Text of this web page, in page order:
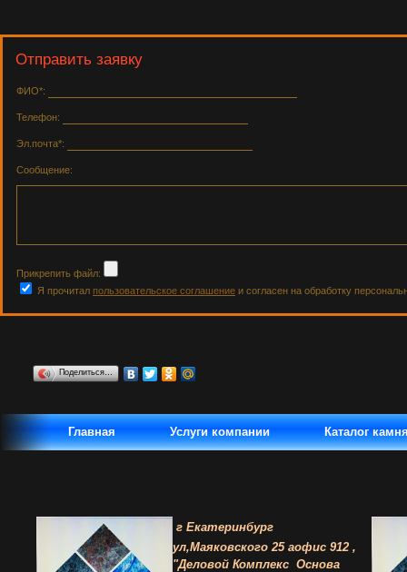
Отправить заявку
ФИО*:
Телефон:
Эл.почта*:
Сообщение:
Прикрепить файл:
Я прочитал пользовательское соглашение и согласен на обработку
Поделиться…
Главная Услуги компании Каталог
г Екатеринбург
ул,Маяковского 25 аофис 912 ,
"Деловой Комплекс Основа